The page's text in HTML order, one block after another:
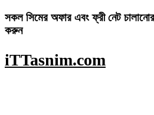
সকল সিমের অফার এবং ফ্রী নেট
করুন
iTTasnim.com